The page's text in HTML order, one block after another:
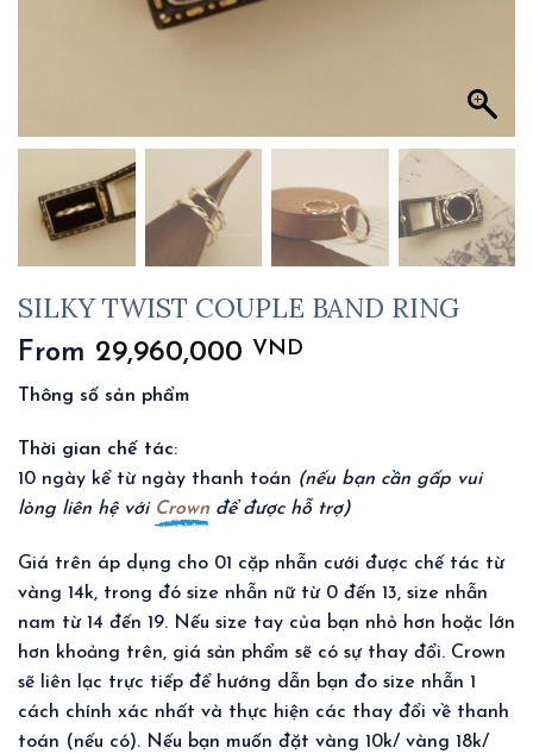
SILKY TWIST COUPLE BAND RING
From 29,960,000 VND
Thông số sản phẩm
Thời gian chế tác:
10 ngày kể từ ngày thanh toán (nếu bạn cần gấp vui
lòng liên hệ với Crownđể được hỗ trợ)
Giá trên áp dụng cho 01 cặp nhẫn cưới được chế tác từ
vàng 14k, trong đó size nhẫn nữ từ 0 đến 13, size nhẫn
nam từ 14 đến 19. Nếu size tay của bạn nhỏ hơn hoặc lớn
hơn khoảng trên, giá sản phẩm sẽ có sự thay đổi. Crown
sẽ liên lạc trực tiếp để hướng dẫn bạn đo size nhẫn 1
cách chính xác nhất và thực hiện các thay đổi về thanh
toán (nếu có). Nếu bạn muốn đặt vàng 10k/ vàng 18k/